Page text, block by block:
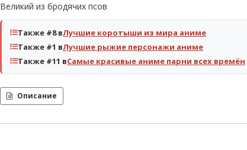
Великий из бродячих псов
Также #8 вЛучшие коротыши из мира аниме
Также #1 вЛучшие рыжие персонажи аниме
Также #11 вСамые красивые аниме парни всех времён
Описание